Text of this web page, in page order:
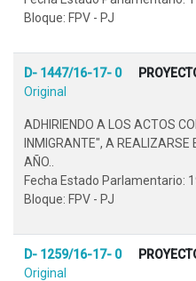
Bloque: FPV - PJ
D- 1447/16-17- 0
Original
ADHIRIENDO A LOS ACTOS
INMIGRANTE", A REALIZARSE
AÑO..
Fecha Estado Parlamentario:
Bloque: FPV - PJ
D- 1259/16-17- 0
Original